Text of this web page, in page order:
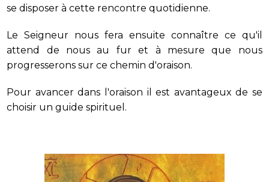
se disposer à cette rencontre quotidienne.
Le Seigneur nous fera ensuite connaître ce qu'il
attend de nous au fur et à mesure que nous
progresserons sur ce chemin d'oraison.
Pour avancer dans l'oraison il est avantageux de se
choisir un guide spirituel.